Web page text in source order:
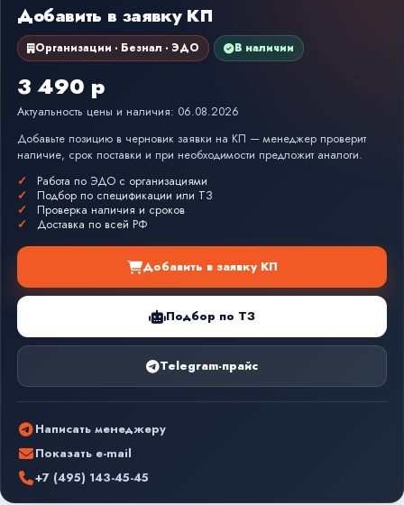
Добавить в заявку КП
Организации · Безнал · ЭДО В наличии
3 490 р
Актуальность цены и наличия: 06.08.2026
Добавьте позицию в черновик заявки на КП — менеджер проверит
наличие, срок поставки и при необходимости предложит аналоги.
Работа по ЭДО с организациями
Подбор по спецификации или ТЗ
Проверка наличия и сроков
Доставка по всей РФ
Добавить в заявку КП
Подбор по ТЗ
Telegram-прайс
Написать менеджеру
Показать e-mail
+7 (495) 143-45-45